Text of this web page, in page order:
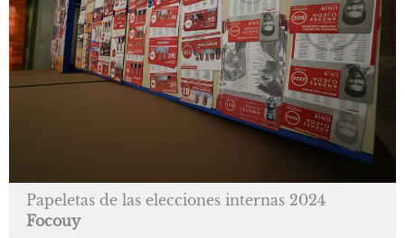
Papeletas de las elecciones internas 2024
Focouy